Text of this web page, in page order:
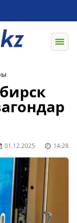
01.12.2025 14:28